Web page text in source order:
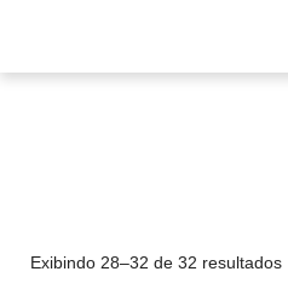
Exibindo 28–32 de 32 resultados